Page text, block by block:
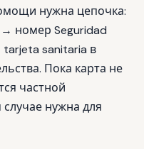
нужна цепочка:
номер Seguridad
sanitaria в
Пока карта не
частной
нужна для